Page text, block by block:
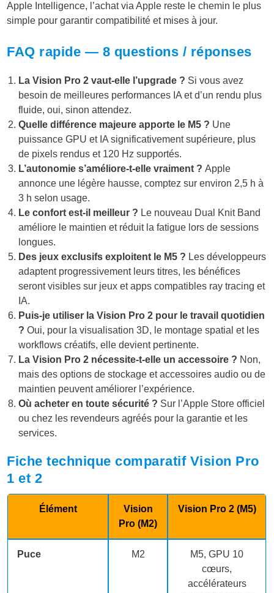
Apple Intelligence, l’achat via Apple reste le chemin le plus
simple pour garantir compatibilité et mises à jour.
FAQ rapide — 8 questions / réponses
La Vision Pro 2 vaut-elle l’upgrade ? Si vous avez
besoin de meilleures performances IA et d’un rendu plus
fluide, oui, sinon attendez.
Quelle différence majeure apporte le M5 ? Une
puissance GPU et IA significativement supérieure, plus
de pixels rendus et 120 Hz supportés.
L’autonomie s’améliore-t-elle vraiment ? Apple
annonce une légère hausse, comptez sur environ 2,5 h à
3 h selon usage.
Le confort est-il meilleur ? Le nouveau Dual Knit Band
améliore le maintien et réduit la fatigue lors de sessions
longues.
Des jeux exclusifs exploitent le M5 ? Les développeurs
adaptent progressivement leurs titres, les bénéfices
seront visibles sur jeux et apps compatibles ray tracing et
IA.
Puis-je utiliser la Vision Pro 2 pour le travail quotidien
? Oui, pour la visualisation 3D, le montage spatial et les
workflows créatifs, elle devient pertinente.
La Vision Pro 2 nécessite-t-elle un accessoire ? Non,
mais des options de stockage et accessoires audio ou de
maintien peuvent améliorer l’expérience.
Où acheter en toute sécurité ? Sur l’Apple Store officiel
ou chez les revendeurs agréés pour la garantie et les
services.
Fiche technique comparatif Vision Pro
1 et 2
Élément
Vision
Pro (M2)
Vision Pro 2 (M5)
Puce M2
M5, GPU 10
cœurs,
accélérateurs